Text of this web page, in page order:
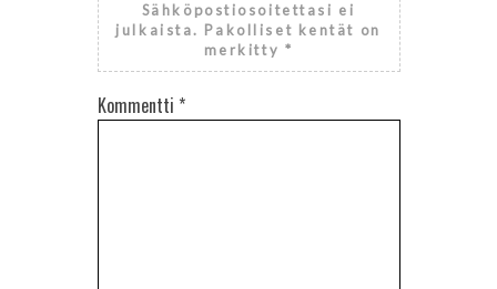
Sähköpostiosoitettasi ei
julkaista. Pakolliset kentät on
merkitty *
Kommentti *